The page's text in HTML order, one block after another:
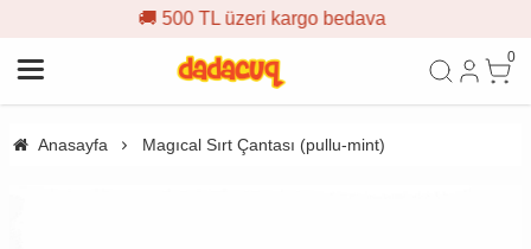
TL üzeri kargo bedava
0
Anasayfa Magıcal Sırt Çantası (pullu-mint)